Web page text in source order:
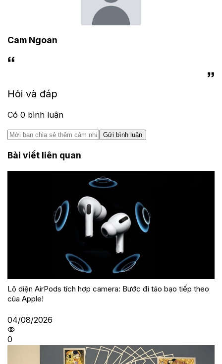
Cam Ngoan
Hỏi và đáp
Có 0 bình luận
Gửi bình luận
Bài viết liên quan
Lộ diện AirPods tích hợp camera: Bước đi táo bạo tiếp theo
của Apple!
04/08/2026
0